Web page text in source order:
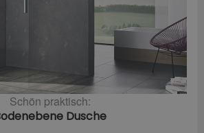
Schön praktisch:
Dusche